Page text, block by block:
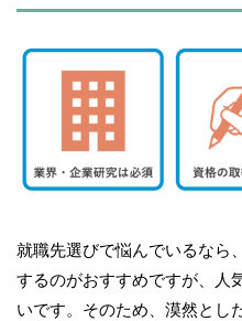
就職先選びで悩んでいるなら
するのがおすすめですが、人
いです。そのため、漠然とし